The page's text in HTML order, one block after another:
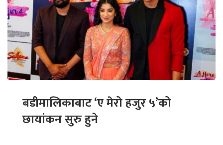
बडीमालिकाबाट ‘ए मेरो हजुर ५’को
छायांकन सुरु हुने